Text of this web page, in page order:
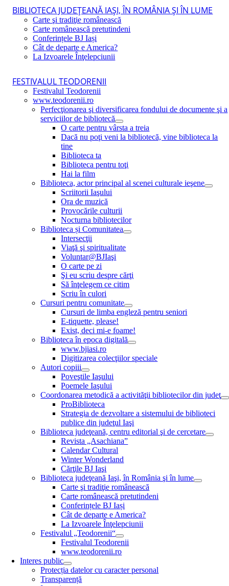
BIBLIOTECA JUDEŢEANĂ IAŞI, ÎN ROMÂNIA ŞI ÎN LUME
Carte şi tradiţie românească
Carte românească pretutindeni
Conferințele BJ Iași
Cât de departe e America?
La Izvoarele Înţelepciunii
FESTIVALUL TEODORENII
Festivalul Teodorenii
www.teodorenii.ro
Perfecţionarea şi diversificarea fondului de documente şi a
serviciilor de bibliotecă
O carte pentru vârsta a treia
Dacă nu poţi veni la bibliotecă, vine biblioteca la
tine
Biblioteca ta
Biblioteca pentru toţi
Hai la film
Biblioteca, actor principal al scenei culturale ieşene
Scriitorii Iaşului
Ora de muzică
Provocările culturii
Nocturna bibliotecilor
Biblioteca și Comunitatea
Intersecţii
Viaţă şi spiritualitate
Voluntar@BJIaşi
O carte pe zi
Şi eu scriu despre cărţi
Să înţelegem ce citim
Scriu în culori
Cursuri pentru comunitate
Cursuri de limba engleză pentru seniori
E-tiquette, please!
Exist, deci mi-e foame!
Biblioteca în epoca digitală
www.bjiasi.ro
Digitizarea colecţiilor speciale
Autori copiii
Poveştile Iaşului
Poemele Iaşului
Coordonarea metodică a activităţii bibliotecilor din judeţ
ProBiblioteca
Strategia de dezvoltare a sistemului de biblioteci
publice din judeţul Iaşi
Biblioteca judeţeană, centru editorial şi de cercetare
Revista „Asachiana”
Calendar Cultural
Winter Wonderland
Cărţile BJ Iaşi
Biblioteca judeţeană Iaşi, în România şi în lume
Carte şi tradiţie românească
Carte românească pretutindeni
Conferințele BJ Iași
Cât de departe e America?
La Izvoarele Înţelepciunii
Festivalul „Teodorenii“
Festivalul Teodorenii
www.teodorenii.ro
Interes public
Protecția datelor cu caracter personal
Transparență